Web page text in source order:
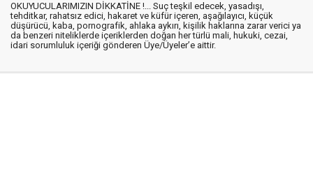
OKUYUCULARIMIZIN DİKKATİNE !... Suç teşkil edecek, yasadışı,
tehditkar, rahatsız edici, hakaret ve küfür içeren, aşağılayıcı, küçük
düşürücü, kaba, pornografik, ahlaka aykırı, kişilik haklarına zarar verici ya
da benzeri niteliklerde içeriklerden doğan her türlü mali, hukuki, cezai,
idari sorumluluk içeriği gönderen Üye/Üyeler’e aittir.